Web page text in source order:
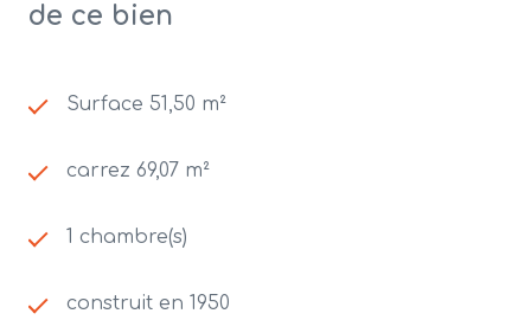
de ce bien
Surface 51,50 m²
carrez 69,07 m²
1 chambre(s)
construit en 1950